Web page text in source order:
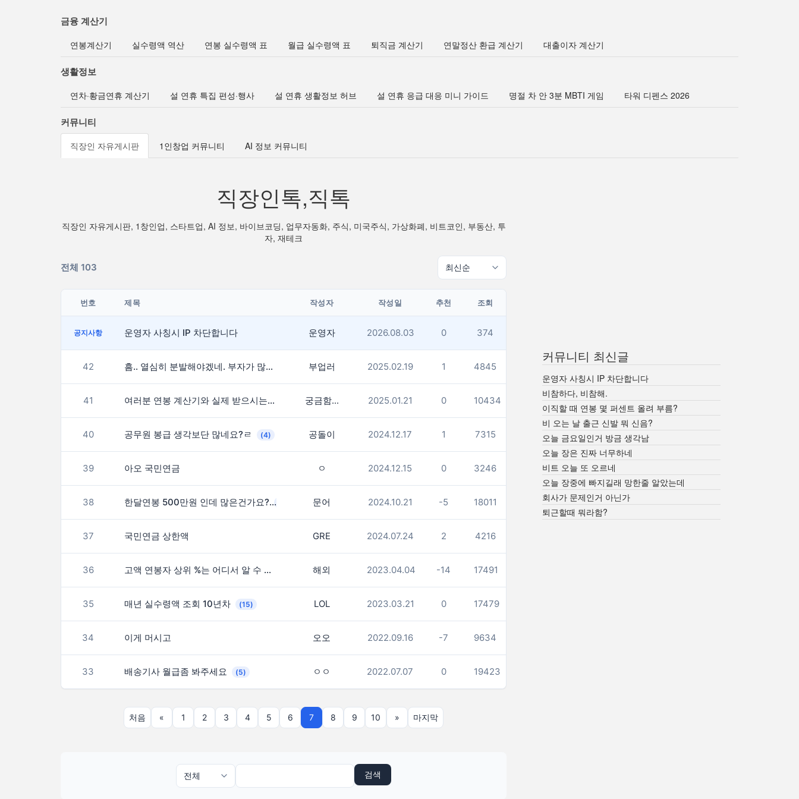
금융 계산기
연봉계산기 실수령액 역산 연봉 실수령액 표 월급 실수령액 표 퇴직금 계산기 연말정산 환급 계산기 대출이자 계산기
생활정보
연차·황금연휴 계산기 설 연휴 특집 편성·행사 설 연휴 생활정보 허브 설 연휴 응급 대응 미니 가이드 명절 차 안 3분 MBTI 게임 타워 디펜스 2026
커뮤니티
직장인 자유게시판 1인창업 커뮤니티 AI 정보 커뮤니티
직장인톡,직톡
직장인 자유게시판, 1창인업, 스타트업, AI 정보, 바이브코딩, 업무자동화, 주식, 미국주식, 가상화폐, 비트코인, 부동산, 투
자, 재테크
전체 103
번호 제목 작성자 작성일 추천 조회
공지사항 운영자 사칭시 IP 차단합니다 운영자 2026.08.03 0 374
42 흠.. 열심히 분발해야겠네. 부자가 많네요. 부업러 2025.02.19 1 4845
41 여러분 연봉 계산기와 실제 받으시는 금액 차이 많이 나시나요? (1)
궁금함... 2025.01.21 0 10434
40 공무원 봉급 생각보단 많네요?ㄹ (4) 공돌이 2024.12.17 1 7315
39 아오 국민연금 ㅇ 2024.12.15 0 3246
38 한달연봉 500만원 인데 많은건가요? 문어 2024.10.21 -5 18011
37 국민연금 상한액 GRE 2024.07.24 2 4216
36 고액 연봉자 상위 %는 어디서 알 수 있을까요? (9)
해외 2023.04.04 -14 17491
35 매년 실수령액 조회 10년차 (15) LOL 2023.03.21 0 17479
34 이게 머시고 오오 2022.09.16 -7 9634
33 배송기사 월급좀 봐주세요 (5) ㅇㅇ 2022.07.07 0 19423
처음 « 1 2 3 4 5 6 7 8 9 10 » 마지막
검색
커뮤니티 최신글
운영자 사칭시 IP 차단합니다
비참하다, 비참해.
이직할 때 연봉 몇 퍼센트 올려 부름?
비 오는 날 출근 신발 뭐 신음?
오늘 금요일인거 방금 생각남
오늘 장은 진짜 너무하네
비트 오늘 또 오르네
오늘 장중에 빠지길래 망한줄 알았는데
회사가 문제인거 아닌가
퇴근할때 뭐라함?